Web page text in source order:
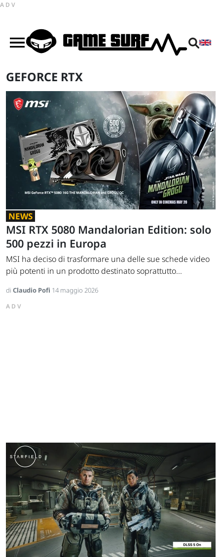
ADV
GEFORCE RTX
NEWS
MSI RTX 5080 Mandalorian Edition: solo
500 pezzi in Europa
MSI ha deciso di trasformare una delle sue schede video
più potenti in un prodotto destinato soprattutto...
di Claudio Pofi 14 maggio 2026
ADV